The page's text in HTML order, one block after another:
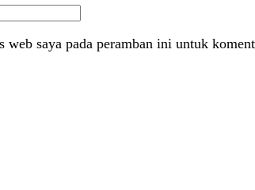
web saya pada peramban ini untuk